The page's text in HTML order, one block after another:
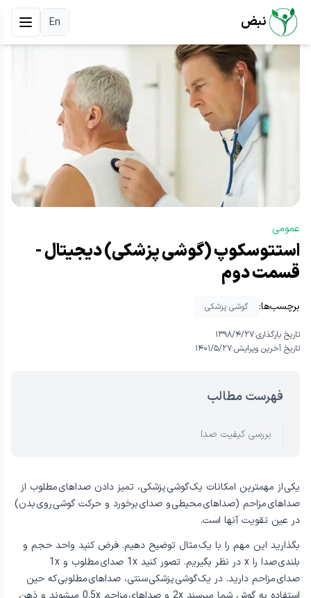
نبض En
استتوسکوپ (گوشی پزشکی) دیجیتال -
قسمت دوم
برچسب‌ها: گوشی پزشکی
تاریخ بارگذاری:۱۳۹۸/۴/۲۷
تاریخ آخرین ویرایش:۱۴۰۱/۵/۲۷
عمومی
فهرست مطالب
بررسی کیفیت صدا
يکی از مهمترين امكانات يک گوشی پزشکی، تميز دادن صداهای مطلوب از
صداهای مزاحم (صداهای محيطی و صدای برخورد و حركت گوشی روی بدن)
در عين تقويت آنها است.
بگذاريد اين مهم را با يک مثال توضيح دهيم. فرض كنيد واحد حجم و
بلندی صدا را x در نظر بگيريم. تصور كنيد 1x صدای مطلوب و 1x
صدای مزاحم داريد. در يک گوشی پزشكی سنتی، صداهای مطلوبی كه حين